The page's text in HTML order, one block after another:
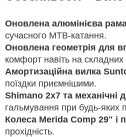
Оновлена алюмінієва
сучасного MTB-катання.
Оновлена геометрія для
комфорт навіть на
Амортизаційна вилка
поїздки приємнішими.
Shimano 2x7 та механічні
гальмування при будь-яких
Колеса Merida Comp 29" і
прохідність.